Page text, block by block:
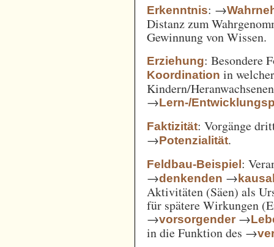
Erkenntnis: →
Distanz zum
Gewinnung von Wissen.
Erziehung: Besondere
Koordination in
Kindern/
→Lern-/
Faktizität: Vorgänge
→Potenzialität.
Feldbau-Beispiel:
→denkenden →
Aktivitäten (Säen) als
für spätere Wirkungen
→vorsorgender →
in die Funktion des →